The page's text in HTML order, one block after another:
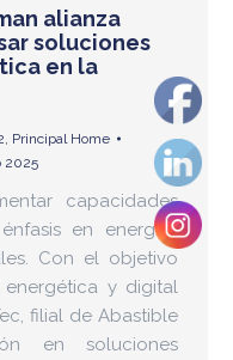
alianza
soluciones
en la
Principal Home
2025
capacidades
en energías
Con el objetivo
y digital
filial de Abastible
en soluciones